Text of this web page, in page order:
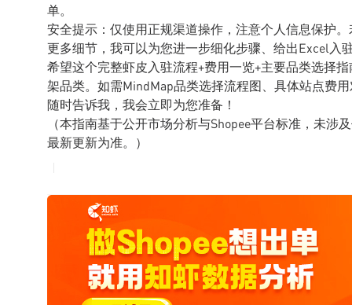
单。
安全提示：仅使用正规渠道操作，注意个人信息保护
更多细节，我可以为您进一步细化步骤、给出Excel入
希望这个完整虾皮入驻流程+费用一览+主要品类选择
架品类。如需MindMap品类选择流程图、具体站点费
随时告诉我，我会立即为您准备！
（本指南基于公开市场分析与Shopee平台标准，未
最新更新为准。）